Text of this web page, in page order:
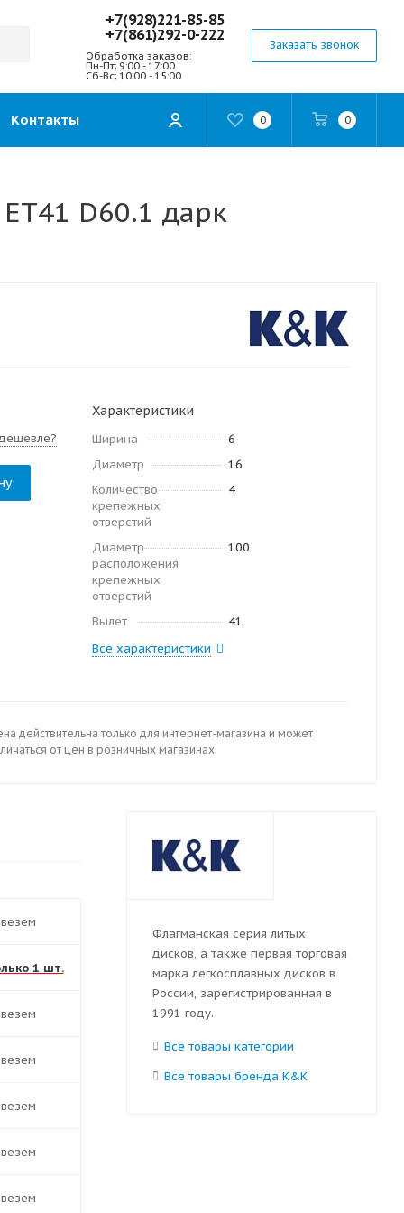
+7(928)221-85-85
+7(861)292-0-222
Обработка заказов:
Пн-Пт; 9:00 - 17:00
Сб-Вс; 10:00 - 15:00
Заказать звонок
0 0
Контакты
D60.1 дарк
Характеристики
Ширина
6
Диаметр
16
Количество
крепежных
отверстий
4
Диаметр
расположения
крепежных
отверстий
100
Вылет
41
Все характеристики
действительна только для интернет-магазина и может
от цен в розничных магазинах
1 шт.
Флагманская серия литых
дисков, а также первая торговая
марка легкосплавных дисков в
России, зарегистрированная в
1991 году.
Все товары категории
Все товары бренда K&K